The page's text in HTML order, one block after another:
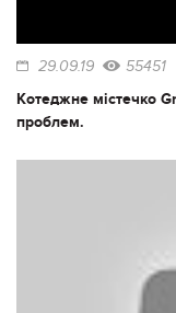
29.09.19 55451
Котеджне містечко
проблем.